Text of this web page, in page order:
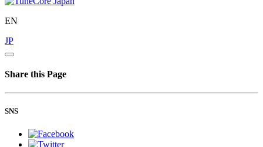
EN
JP
Share this Page
SNS